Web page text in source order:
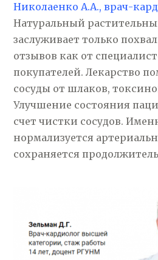
Николаенко А.А., врач-
Натуральный
заслуживает только
отзывов как от
покупателей. Лекарство
сосуды от шлаков,
Улучшение состояния
счет чистки сосудов.
нормализуется
сохраняется